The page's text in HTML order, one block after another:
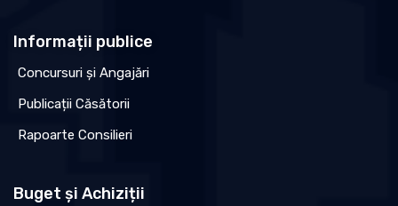
Informații publice
Concursuri și Angajări
Publicații Căsătorii
Rapoarte Consilieri
Buget și Achiziții